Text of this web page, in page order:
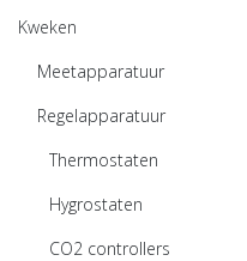
Kweken
Meetapparatuur
Regelapparatuur
Thermostaten
Hygrostaten
CO2 controllers